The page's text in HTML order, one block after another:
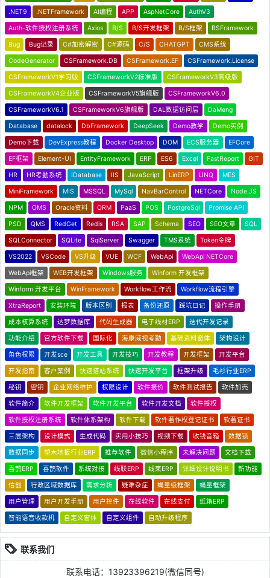
.NET9 .NETFramework AI编程 APP AspNetCore AuthV3
Auth-软件授权注册系统 Axios B/S B/S开发框架 B/S框架 BSFramework
Bug Bug记录 C#加密解密 C#源码 C/S CHATGPT CMS系统
CodeGenerator CSFramework.DB CSFramework.EF CSFramework.License
CSFrameworkV1学习版 CSFrameworkV2标准版 CSFrameworkV3高级版
CSFrameworkV4企业版 CSFrameworkV5旗舰版 CSFrameworkV6.0
CSFrameworkV6.1 CSFrameworkV6旗舰版 DAL数据访问层 DaMeng
Database datalock DbFramework DeepSeek Demo教学 Demo实例
Demo下载 DevExpress教程 Docker Desktop DOM ECS服务器 EFCore
EF框架 Element-UI EntityFramework ERP ES6 Excel FastReport GIT
HR HR考勤系统 IDatabase IIS JavaScript LinERP LINQ MES
MiniFramework MIS MSSQL MySql NavBarControl NETCore Node.JS
NPM OMS Oracle资料 ORM PaaS POS PostgreSql Promise API
PSD QMS RedGet Redis RSA SAP Schema SEO SEO文章 SQL
SQLConnector SQLite SqlServer Swagger TMS系统 Token令牌
VS2022 VSCode VS升级 VUE WCF WebApi WebApi NETCore
WebApi框架 WEB开发框架 Windows服务 Winform 开发框架
Winform 开发平台 WinFramework Workflow工作流 Workflow流程引擎
XtraReport 安装环境 版本区别 报表 备份还原 踩坑日记 操作手册
成本核算系统 达梦数据库 代码生成器 电子线材ERP 迭代开发记录
功能介绍 官方软件下载 国际化 海康威视考勤 基础资料窗体 架构设计
角色权限 开发sce 开发工具 开发技巧 开发教程 开发框架 开发平台
开发指南 客户案例 快速搭站系统 快速开发平台 框架升级 毛衫行业ERP
秘钥 密钥 企业网络维护 权限设计 软件报价 软件测试报告 软件加壳
软件简介 软件开发框架 软件开发平台 软件开发文档 软件授权
软件授权注册系统 软件体系架构 软件下载 软件著作权登记证书 软著证书
三层架构 设计模式 生成代码 实用小技巧 视频下载 收钱音箱 数据锁
数据同步 塑木地板行业ERP 推荐软件 微信小程序 未解决问题 文档下载
喜鹊ERP 喜鹊软件 系统对接 线联ERP 线束ERP 详细设计说明书 新功能
信创 行政区域数据库 需求分析 疑难杂症 蝇量级框架 蝇量框架
用户管理 用户开发手册 用户控件 在线软件 在线支付 纸箱ERP
智能语音收款机 自定义窗体 自定义组件 自动升级程序
联系我们
联系电话：13923396219(微信同号)